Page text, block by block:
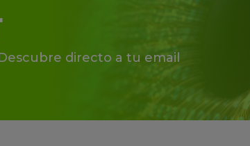
directo a tu email